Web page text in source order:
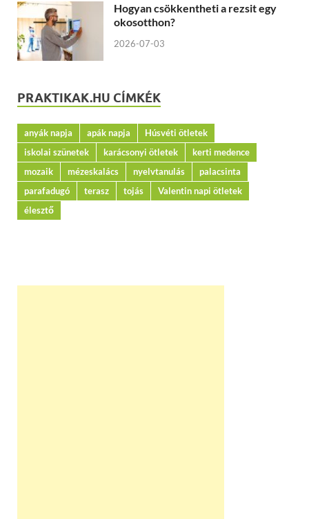
Hogyan csökkentheti a rezsit egy
okosotthon?
2026-07-03
PRAKTIKAK.HU CÍMKÉK
anyák napja apák napja
Húsvéti ötletek
iskolai szünetek
karácsonyi ötletek
kerti medence
mozaik
mézeskalács nyelvtanulás
palacsinta
parafadugó
terasz tojás
Valentin napi ötletek
élesztő